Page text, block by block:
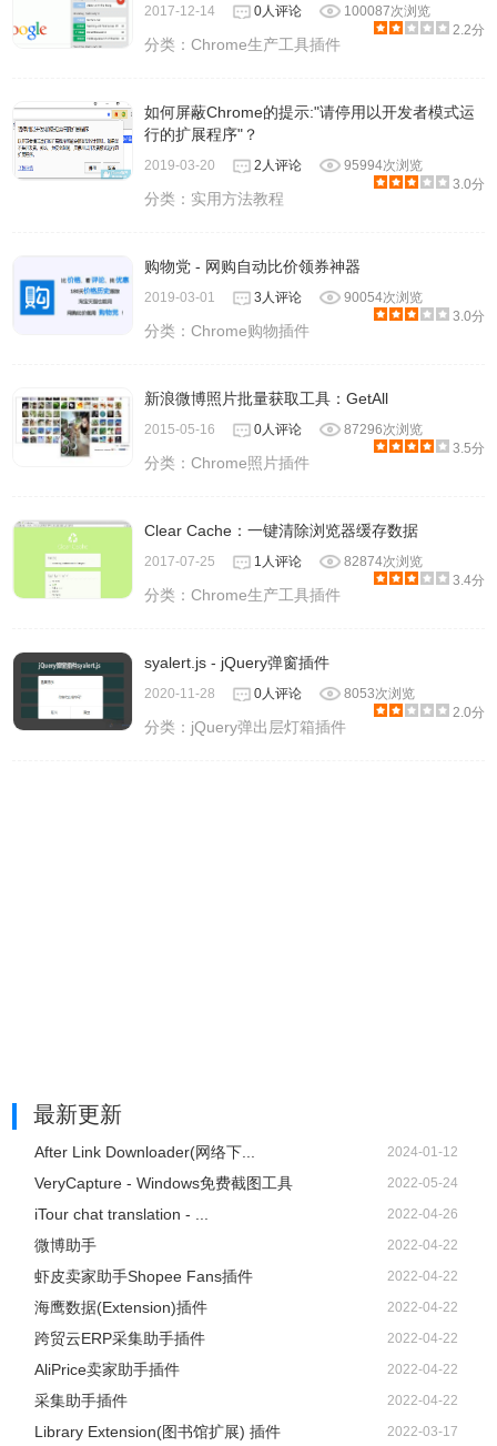
2017-12-14 0人评论
100087次浏览
2.2分
分类：Chrome生产工具插件
如何屏蔽Chrome的提示:"请停用以开发者模式运
行的扩展程序"？
2019-03-20 2人评论
95994次浏览
3.0分
分类： 实用方法教程
购物党 - 网购自动比价领券神器
2019-03-01 3人评论
90054次浏览
3.0分
分类：Chrome购物插件
新浪微博照片批量获取工具：GetAll
2015-05-16 0人评论
87296次浏览
3.5分
分类：Chrome照片插件
Clear Cache：一键清除浏览器缓存数据
2017-07-25 1人评论
82874次浏览
3.4分
分类：Chrome生产工具插件
syalert.js - jQuery弹窗插件
2020-11-28 0人评论
8053次浏览
2.0分
分类： jQuery弹出层灯箱插件
最新更新
After Link Downloader(网络下... 2024-01-12
VeryCapture - Windows免费截图工具 2022-05-24
iTour chat translation - ... 2022-04-26
微博助手 2022-04-22
虾皮卖家助手Shopee Fans插件 2022-04-22
海鹰数据(Extension)插件 2022-04-22
跨贸云ERP采集助手插件 2022-04-22
AliPrice卖家助手插件 2022-04-22
采集助手插件 2022-04-22
Library Extension(图书馆扩展) 插件 2022-03-17